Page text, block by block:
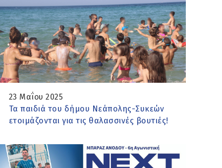
23 Μαΐου 2025
Τα παιδιά του δήμου Νεάπολης-Συκεών
ετοιμάζονται για τις θαλασσινές βουτιές!